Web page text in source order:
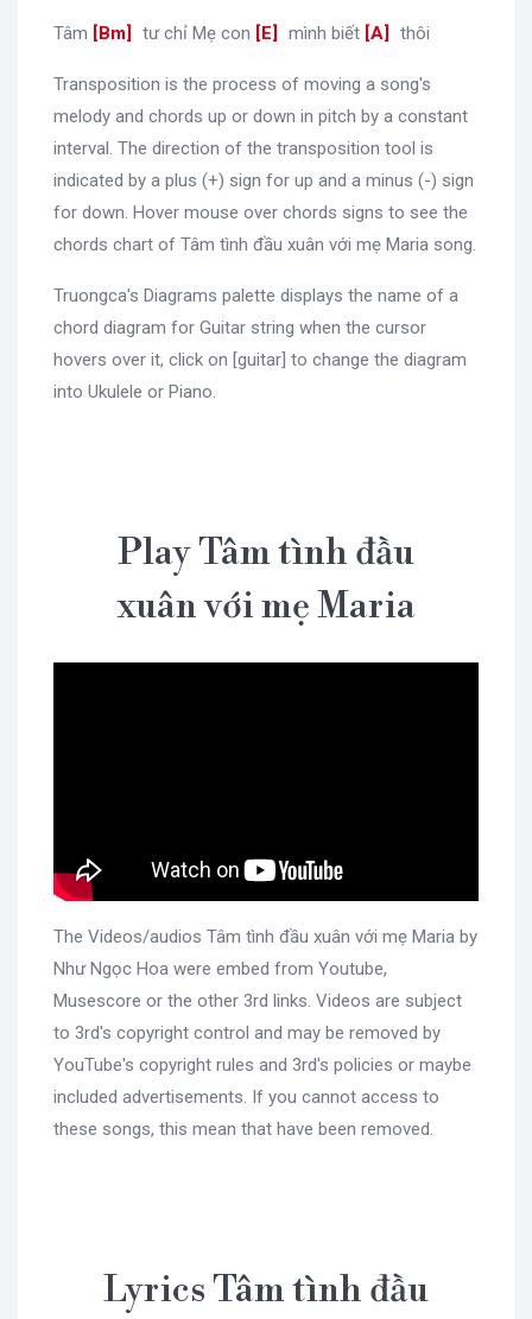
Tâm Bm tư chỉ Mẹ con E mình biết A thôi
Transposition is the process of moving a song's
melody and chords up or down in pitch by a constant
interval. The direction of the transposition tool is
indicated by a plus (+) sign for up and a minus (-) sign
for down. Hover mouse over chords signs to see the
chords chart of Tâm tình đầu xuân với mẹ Maria song.
Truongca's Diagrams palette displays the name of a
chord diagram for Guitar string when the cursor
hovers over it, click on [guitar] to change the diagram
into Ukulele or Piano.
Play Tâm tình đầu
xuân với mẹ Maria
The Videos/audios Tâm tình đầu xuân với mẹ Maria by
Như Ngọc Hoa were embed from Youtube,
Musescore or the other 3rd links. Videos are subject
to 3rd's copyright control and may be removed by
YouTube's copyright rules and 3rd's policies or maybe
included advertisements. If you cannot access to
these songs, this mean that have been removed.
Lyrics Tâm tình đầu